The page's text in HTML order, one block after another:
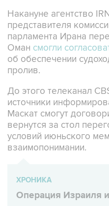
Накануне агентство
представителя
парламента Ирана
Оман смогли
об обеспечении
пролив.
До этого телеканал
источники
Маскат смогут
вернутся за стол
условий июньского
взаимопонимании.
ХРОНИКА
Операция Израиля